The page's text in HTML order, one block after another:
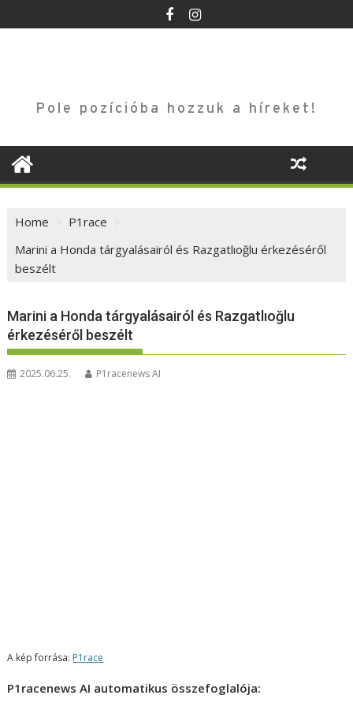
to
Pole pozícióba hozzuk a híreket!
Home
P1race
Marini a Honda tárgyalásairól és Razgatlıoğlu érkezéséről
beszélt
Marini a Honda tárgyalásairól és Razgatlıoğlu
érkezéséről beszélt
2025.06.25. P1racenews AI
A kép forrása: P1race
P1racenews AI automatikus összefoglalója: